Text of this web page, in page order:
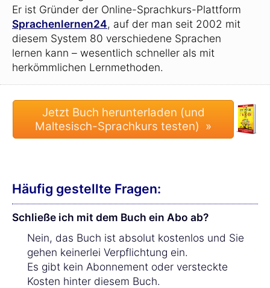
Er ist Gründer der Online-Sprachkurs-Plattform
Sprachenlernen24, auf der man seit 2002 mit
diesem System 80 verschiedene Sprachen
lernen kann – wesentlich schneller als mit
herkömmlichen Lernmethoden.
Häufig gestellte Fragen:
Schließe ich mit dem Buch ein Abo ab?
Nein, das Buch ist absolut kostenlos und Sie
gehen keinerlei Verpflichtung ein.
Es gibt kein Abonnement oder versteckte
Kosten hinter diesem Buch.